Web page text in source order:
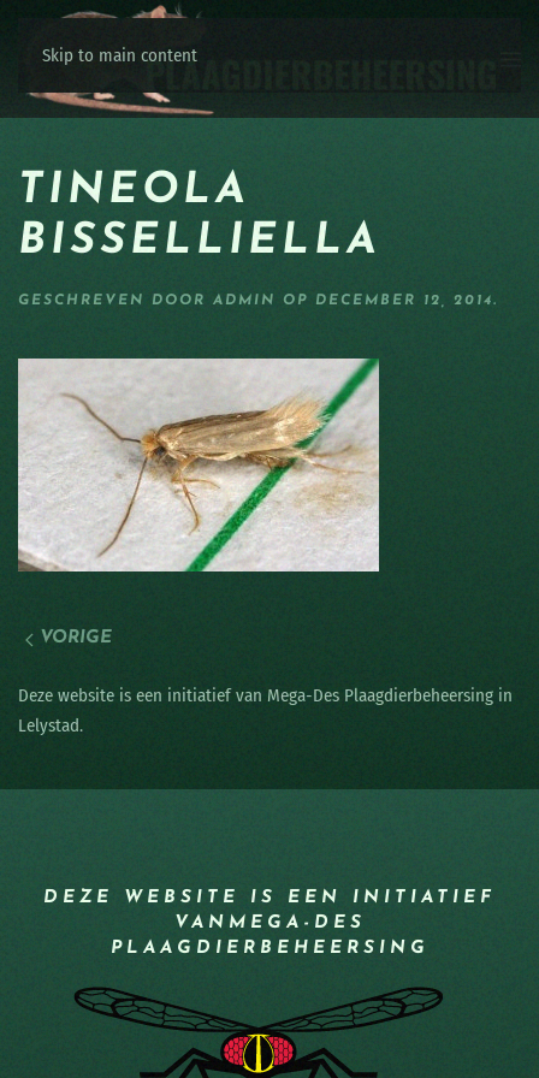
Skip to main content
TINEOLA
BISSELLIELLA
GESCHREVEN DOOR ADMIN OP DECEMBER 12, 2014.
VORIGE
Deze website is een initiatief van Mega-Des Plaagdierbeheersing in
Lelystad.
DEZE WEBSITE IS EEN INITIATIEF
VAN MEGA-DES
PLAAGDIERBEHEERSING